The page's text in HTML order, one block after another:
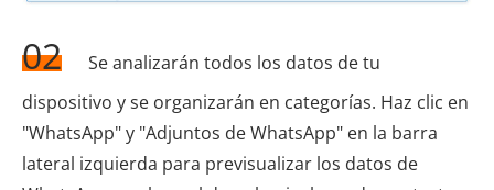
02
Se analizarán todos los datos de tu
dispositivo y se organizarán en categorías. Haz clic en
"WhatsApp" y "Adjuntos de WhatsApp" en la barra
lateral izquierda para previsualizar los datos de